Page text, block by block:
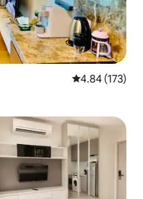
औसत रेटिंग 5 में से
4.84 (173)